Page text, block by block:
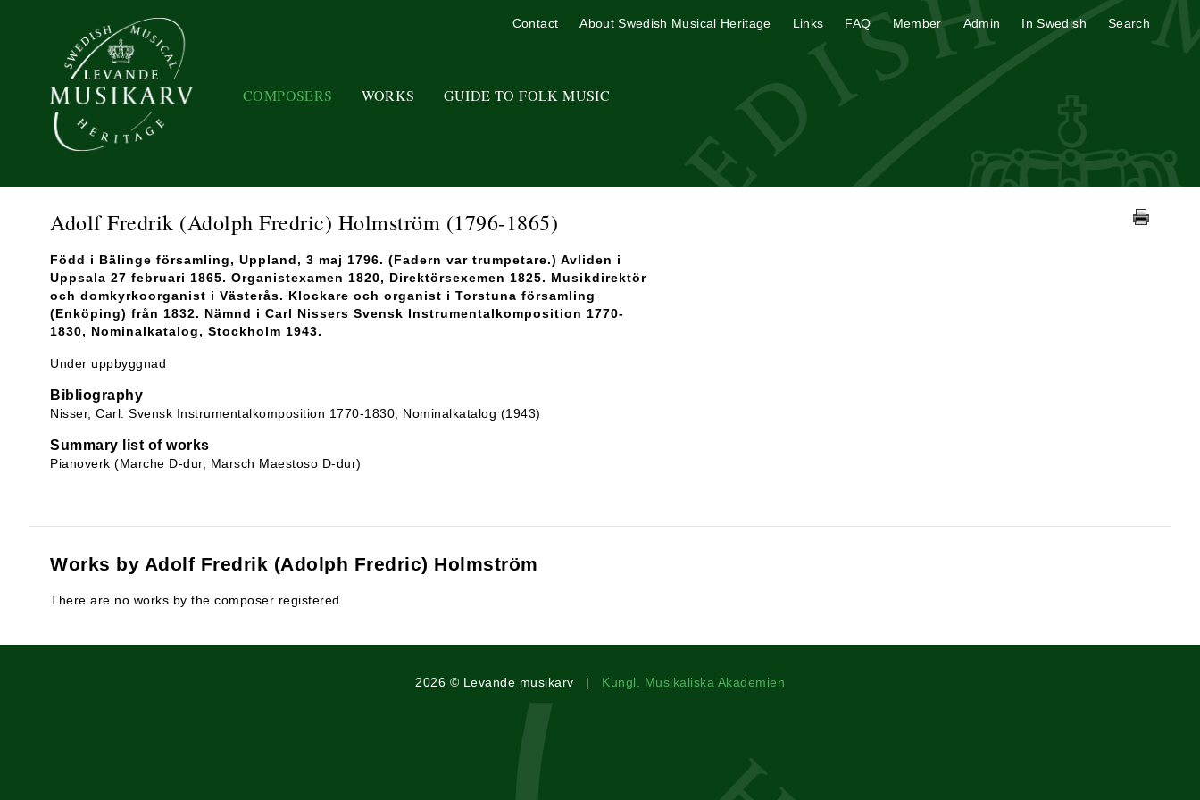
COMPOSERS WORKS GUIDE TO FOLK MUSIC
Contact About Swedish Musical Heritage Links FAQ Member Admin In Swedish Search
Adolf Fredrik (Adolph Fredric) Holmström (1796-1865)
Född i Bälinge församling, Uppland, 3 maj 1796. (Fadern var trumpetare.) Avliden i
Uppsala 27 februari 1865. Organistexamen 1820, Direktörsexemen 1825. Musikdirektör
och domkyrkoorganist i Västerås. Klockare och organist i Torstuna församling
(Enköping) från 1832. Nämnd i Carl Nissers Svensk Instrumentalkomposition 1770-
1830, Nominalkatalog, Stockholm 1943.
Under uppbyggnad
Bibliography
Nisser, Carl: Svensk Instrumentalkomposition 1770-1830, Nominalkatalog (1943)
Summary list of works
Pianoverk (Marche D-dur, Marsch Maestoso D-dur)
Works by Adolf Fredrik (Adolph Fredric) Holmström
There are no works by the composer registered
2026 © Levande musikarv | Kungl. Musikaliska Akademien